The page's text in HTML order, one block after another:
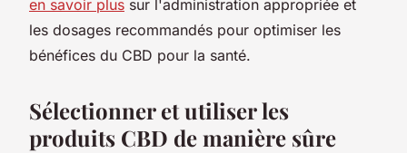
en savoir plus sur l'administration appropriée et
les dosages recommandés pour optimiser les
bénéfices du CBD pour la santé.
Sélectionner et utiliser les
produits CBD de manière sûre